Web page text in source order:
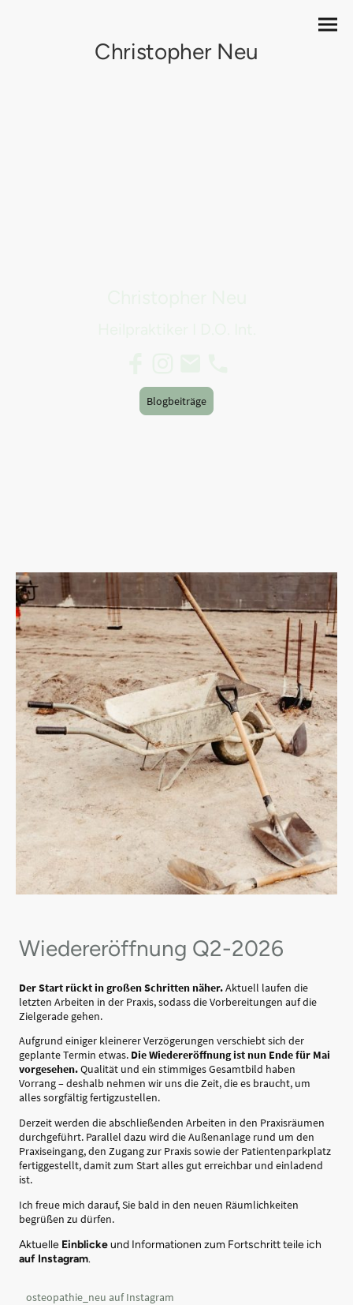
Christopher Neu
Blogbeiträge
Wiedereröffnung Q2-2026
Der Start rückt in großen Schritten näher.Aktuell laufen die
letzten Arbeiten in der Praxis, sodass die Vorbereitungen auf die
Zielgerade gehen.
Aufgrund einiger kleinerer Verzögerungen verschiebt sich der
geplante Termin etwas. Die Wiedereröffnung ist nun Ende für Mai
vorgesehen.Qualität und ein stimmiges Gesamtbild haben
Vorrang – deshalb nehmen wir uns die Zeit, die es braucht, um
alles sorgfältig fertigzustellen.
Derzeit werden die abschließenden Arbeiten in den Praxisräumen
durchgeführt. Parallel dazu wird die Außenanlage rund um den
Praxiseingang, den Zugang zur Praxis sowie der Patientenparkplatz
fertiggestellt, damit zum Start alles gut erreichbar und einladend
ist.
Ich freue mich darauf, Sie bald in den neuen Räumlichkeiten
begrüßen zu dürfen.
Aktuelle Einblickeund Informationen zum Fortschritt teile ich
auf Instagram.
osteopathie_neu auf Instagram